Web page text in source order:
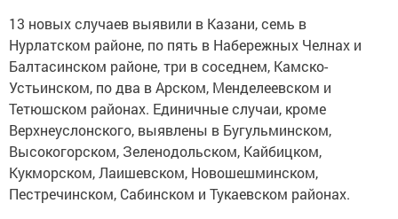
13 новых случаев выявили в Казани, семь в
Нурлатском районе, по пять в Набережных Челнах и
Балтасинском районе, три в соседнем, Камско-
Устьинском, по два в Арском, Менделеевском и
Тетюшском районах. Единичные случаи, кроме
Верхнеуслонского, выявлены в Бугульминском,
Высокогорском, Зеленодольском, Кайбицком,
Кукморском, Лаишевском, Новошешминском,
Пестречинском, Сабинском и Тукаевском районах.